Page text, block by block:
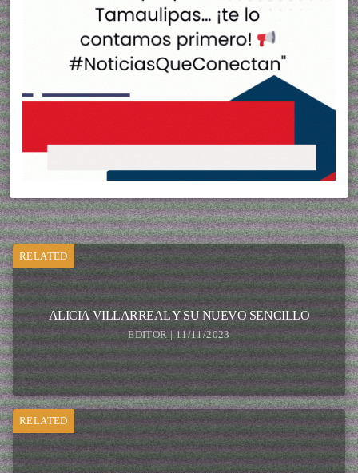
RELATED
ALICIA VILLARREAL Y SU NUEVO SENCILLO
EDITOR | 11/11/2023
RELATED